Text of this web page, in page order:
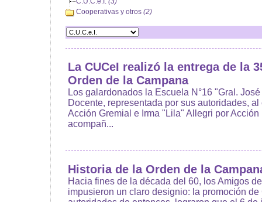
Cooperativas y otros (2)
La CUCeI realizó la entrega de la
Orden de la Campana
Los galardonados la Escuela N°16 "Gral.
Docente, representada por sus autoridades,
Acción Gremial e Irma "Lila" Allegri por
acompañ...
Historia de la Orden de la
Hacia fines de la década del 60, los Amigos
impusieron un claro designio: la promoción de